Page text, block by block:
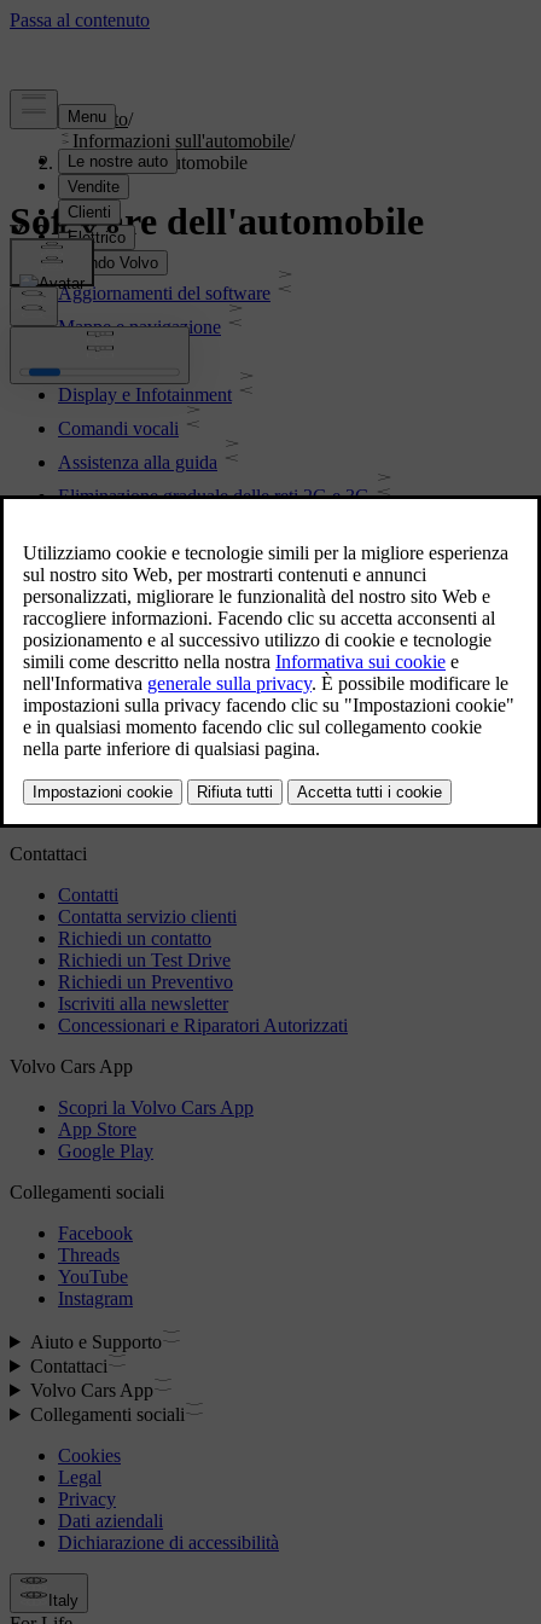
Supporto/
Informazioni sull'automobile/
Software dell'automobile
Software dell'automobile
Aggiornamenti del software
Mappe e navigazione
Display e Infotainment
Comandi vocali
Assistenza alla guida
Eliminazione graduale delle reti 2G e 3G